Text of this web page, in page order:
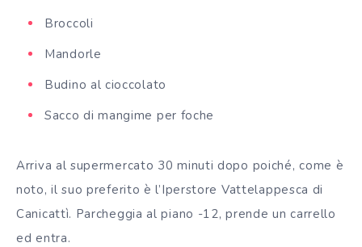
Broccoli
Mandorle
Budino al cioccolato
Sacco di mangime per foche
Arriva al supermercato 30 minuti dopo poiché, come è
noto, il suo preferito è l’Iperstore Vattelappesca di
Canicattì. Parcheggia al piano -12, prende un carrello
ed entra.